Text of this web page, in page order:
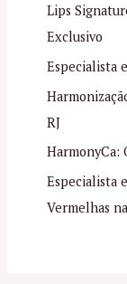
Lips
Exclusivo
Especialista
RJ
HarmonyCa:
Especialista
Vermelhas